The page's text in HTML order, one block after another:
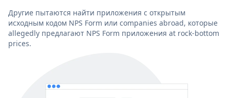
Другие пытаются найти приложения с открытым
исходным кодом NPS Form или companies abroad, которые
allegedly предлагают NPS Form приложения at rock-bottom
prices.